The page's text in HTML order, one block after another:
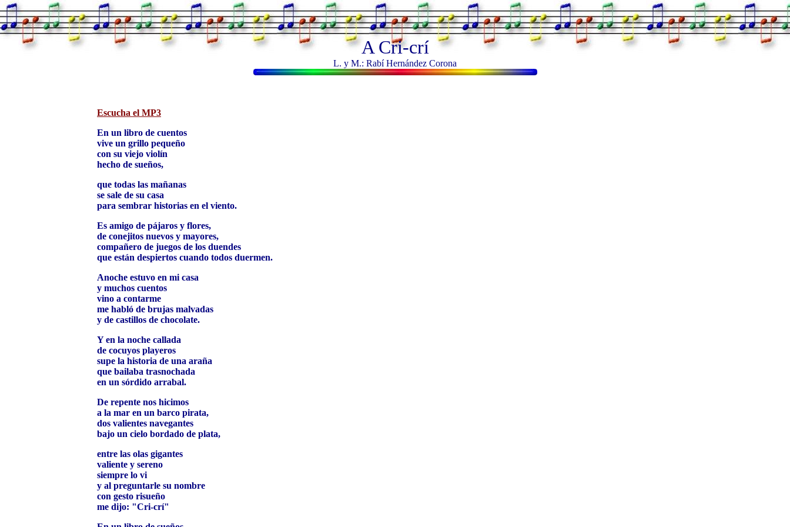
A Cri-crí
L. y M.: Rabí Hernández Corona
Escucha el MP3
En un libro de cuentos
vive un grillo pequeño
con su viejo violín
hecho de sueños,
que todas las mañanas
se sale de su casa
para sembrar historias en el viento.
Es amigo de pájaros y flores,
de conejitos nuevos y mayores,
compañero de juegos de los duendes
que están despiertos cuando todos duermen.
Anoche estuvo en mi casa
y muchos cuentos
vino a contarme
me habló de brujas malvadas
y de castillos de chocolate.
Y en la noche callada
de cocuyos playeros
supe la historia de una araña
que bailaba trasnochada
en un sórdido arrabal.
De repente nos hicimos
a la mar en un barco pirata,
dos valientes navegantes
bajo un cielo bordado de plata,
entre las olas gigantes
valiente y sereno
siempre lo vi
y al preguntarle su nombre
con gesto risueño
me dijo: "Cri-crí"